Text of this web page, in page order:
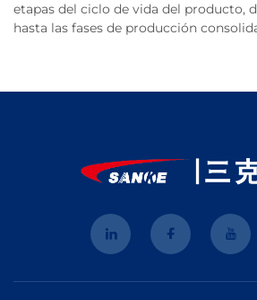
etapas del ciclo de vida del producto,
hasta las fases de producción